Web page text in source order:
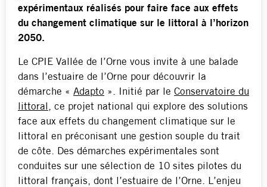
expérimentaux réalisés pour faire face aux effets
du changement climatique sur le littoral à l’horizon
2050.
Le CPIE Vallée de l’Orne vous invite à une balade
dans l’estuaire de l’Orne pour découvrir la
démarche « Adapto ». Initié par le Conservatoire du
littoral , ce projet national qui explore des solutions
face aux effets du changement climatique sur le
littoral en préconisant une gestion souple du trait
de côte. Des démarches expérimentales sont
conduites sur une sélection de 10 sites pilotes du
littoral français, dont l’estuaire de l’Orne. L’enjeu